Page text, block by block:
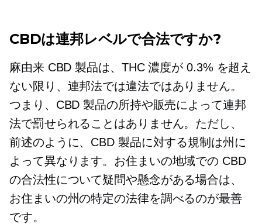
CBDは連邦レベルで合法ですか?
麻由来CBD 製品は、THC 濃度が 0.3% を超え
ない限り、連邦法では違法ではありません。
つまり、CBD 製品の所持や販売によって連邦
法で罰せられることはありません。ただし、
前述のように、CBD 製品に対する規制は州に
よって異なります。お住まいの地域での CBD
の合法性について疑問や懸念がある場合は、
お住まいの州の特定の法律を調べるのが最善
です。